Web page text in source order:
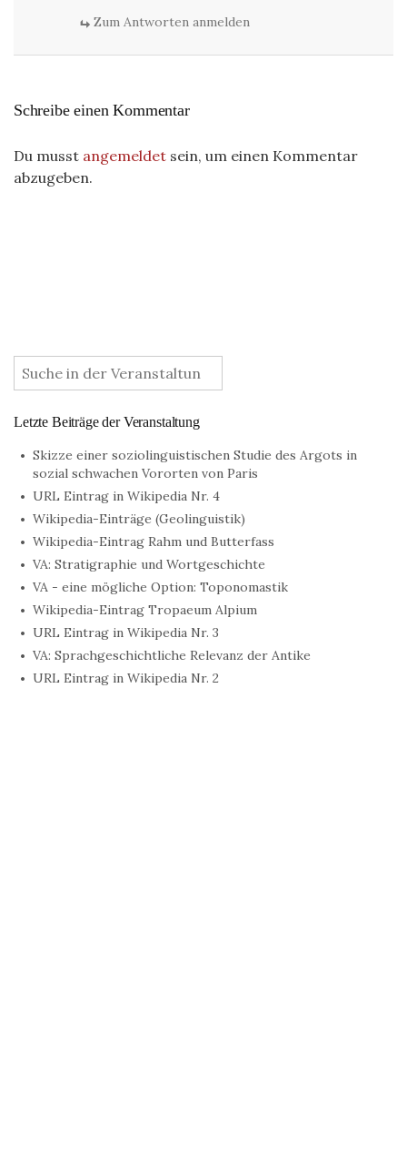
Zum Antworten anmelden
Schreibe einen Kommentar
Du musst angemeldet sein, um einen Kommentar
abzugeben.
:
Letzte Beiträge der Veranstaltung
Skizze einer soziolinguistischen Studie des Argots in
sozial schwachen Vororten von Paris
URL Eintrag in Wikipedia Nr. 4
Wikipedia-Einträge (Geolinguistik)
Wikipedia-Eintrag Rahm und Butterfass
VA: Stratigraphie und Wortgeschichte
VA - eine mögliche Option: Toponomastik
Wikipedia-Eintrag Tropaeum Alpium
URL Eintrag in Wikipedia Nr. 3
VA: Sprachgeschichtliche Relevanz der Antike
URL Eintrag in Wikipedia Nr. 2